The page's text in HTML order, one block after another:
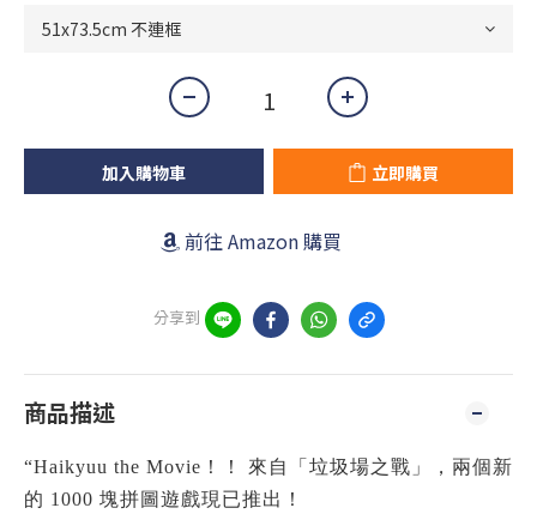
加入購物車 立即購買
前往 Amazon 購買
分享到
商品描述
“Haikyuu the Movie！！ 來自「垃圾場之戰」，兩個新
的 1000 塊拼圖遊戲現已推出！